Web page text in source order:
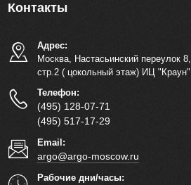
Контакты
Адрес:
Москва, Настасьинский переулок 8,
стр.2 ( цокольный этаж) ИЦ "Краун"
Телефон:
(495) 128-07-71
(495) 517-17-29
Email:
argo@argo-moscow.ru
Рабочие дни/часы: